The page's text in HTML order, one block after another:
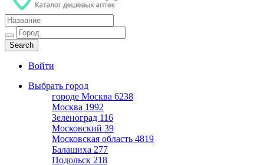
Каталог дешевых аптек
Войти
Выбрать город
городе Москва 6238
Москва 1992
Зеленоград 116
Московский 39
Московская область 4819
Балашиха 277
Подольск 218